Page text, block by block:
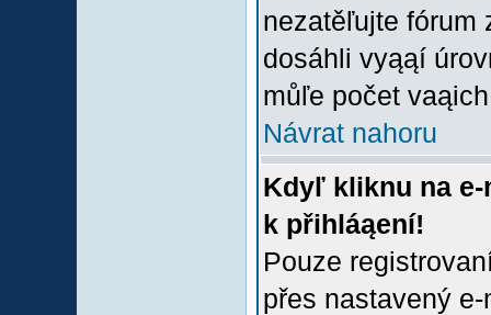
nezatěľujte fórum
dosáhli vyąąí
můľe počet
Návrat nahoru
Kdyľ kliknu na
k přihláąení!
Pouze
přes nastavený